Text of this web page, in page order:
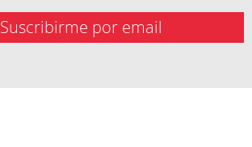
Suscribirme por email